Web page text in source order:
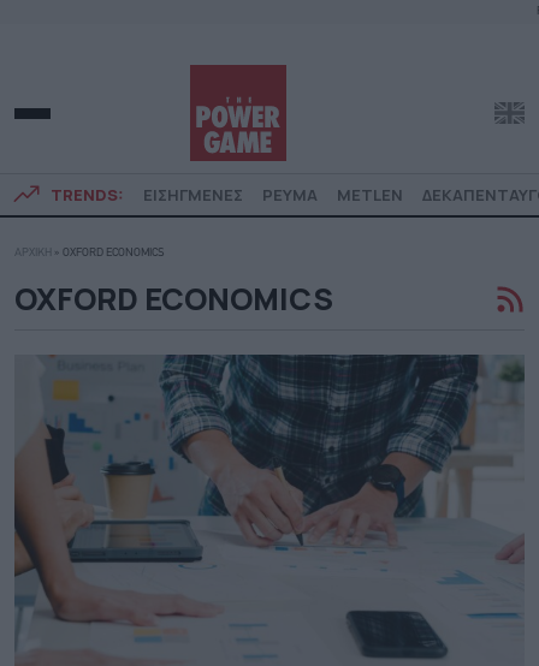
TRENDS: ΕΙΣΗΓΜΕΝΕΣ ΡΕΥΜΑ METLEN
ΑΡΧΙΚΗ » OXFORD ECONOMICS
OXFORD ECONOMICS